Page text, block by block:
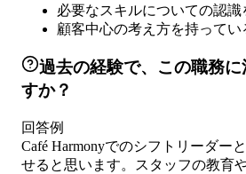
必要なスキルについての認識
顧客中心の考え方を持ってい
過去の経験で、この職務
すか？
回答例
Café Harmonyでのシフトリーダー
せると思います。スタッフの教育